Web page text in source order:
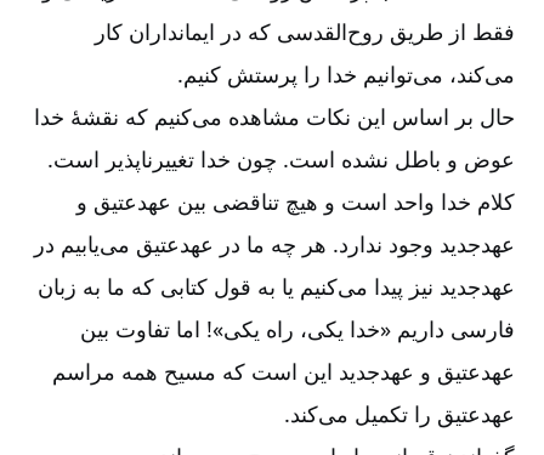
فقط از طریق روح‌‌القدسی که در ایمانداران کار
می‌‌کند، می‌‌توانیم خدا را پرستش کنیم.
حال بر اساس این نکات مشاهده می‌‌کنیم که نقشۀ خدا
عوض و باطل نشده است. چون خدا تغییرناپذیر است.
کلام خدا واحد است و هیچ تناقضی بین عهدعتیق و
عهدجدید وجود ندارد. هر چه ما در عهدعتیق می‌‌یابیم در
عهدجدید نیز پیدا می‌‌کنیم یا به قول کتابی که ما به زبان
فارسی داریم «خدا یکی، راه یکی»! اما تفاوت بین
عهدعتیق و عهدجدید این است که مسیح همه مراسم
عهدعتیق را تکمیل می‌‌کند.